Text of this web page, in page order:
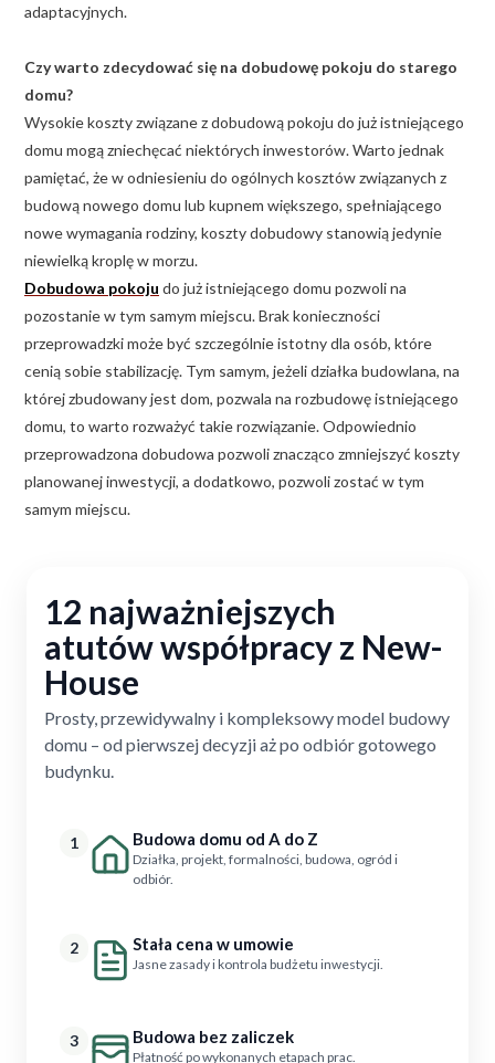
adaptacyjnych.
Czy warto zdecydować się na dobudowę pokoju do starego
domu?
Wysokie koszty związane z dobudową pokoju do już istniejącego
domu mogą zniechęcać niektórych inwestorów. Warto jednak
pamiętać, że w odniesieniu do ogólnych kosztów związanych z
budową nowego domu lub kupnem większego, spełniającego
nowe wymagania rodziny, koszty dobudowy stanowią jedynie
niewielką kroplę w morzu.
Dobudowa pokoju do już istniejącego domu pozwoli na
pozostanie w tym samym miejscu. Brak konieczności
przeprowadzki może być szczególnie istotny dla osób, które
cenią sobie stabilizację. Tym samym, jeżeli działka budowlana, na
której zbudowany jest dom, pozwala na rozbudowę istniejącego
domu, to warto rozważyć takie rozwiązanie. Odpowiednio
przeprowadzona dobudowa pozwoli znacząco zmniejszyć koszty
planowanej inwestycji, a dodatkowo, pozwoli zostać w tym
samym miejscu.
12 najważniejszych
atutów współpracy z New-
House
Prosty, przewidywalny i kompleksowy model budowy
domu – od pierwszej decyzji aż po odbiór gotowego
budynku.
1 Budowa domu od A do Z
Działka, projekt, formalności, budowa, ogród i
odbiór.
2 Stała cena w umowie
Jasne zasady i kontrola budżetu inwestycji.
3 Budowa bez zaliczek
Płatność po wykonanych etapach prac.